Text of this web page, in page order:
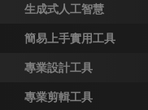
威力導演
AudioDirector
生成式人工智慧
AI 對話式影片編輯
簡易上手實用工具
AI 媒體庫搜尋
專業設計工具
自動裁切 全新
專業剪輯工具